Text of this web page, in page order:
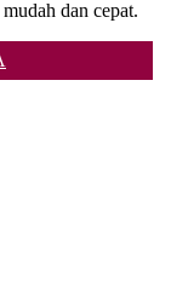
dan cepat.